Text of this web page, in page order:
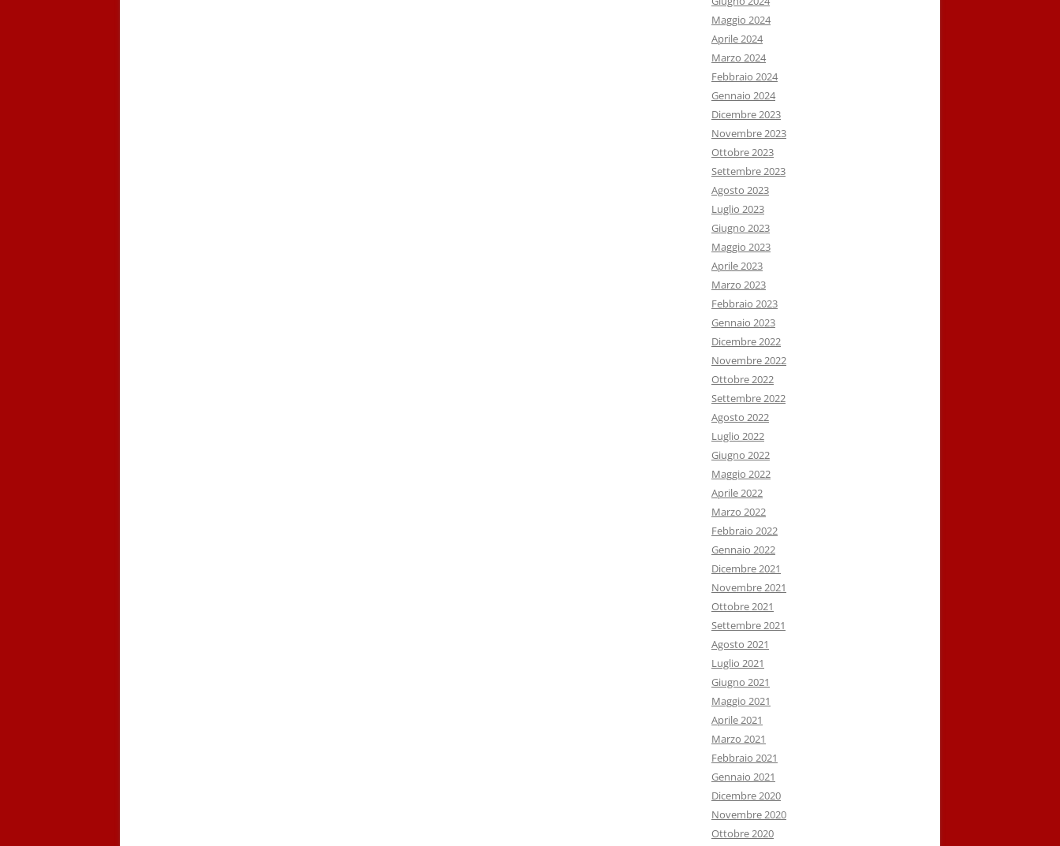
Maggio 2024
Aprile 2024
Marzo 2024
Febbraio 2024
Gennaio 2024
Dicembre 2023
Novembre 2023
Ottobre 2023
Settembre 2023
Agosto 2023
Luglio 2023
Giugno 2023
Maggio 2023
Aprile 2023
Marzo 2023
Febbraio 2023
Gennaio 2023
Dicembre 2022
Novembre 2022
Ottobre 2022
Settembre 2022
Agosto 2022
Luglio 2022
Giugno 2022
Maggio 2022
Aprile 2022
Marzo 2022
Febbraio 2022
Gennaio 2022
Dicembre 2021
Novembre 2021
Ottobre 2021
Settembre 2021
Agosto 2021
Luglio 2021
Giugno 2021
Maggio 2021
Aprile 2021
Marzo 2021
Febbraio 2021
Gennaio 2021
Dicembre 2020
Novembre 2020
Ottobre 2020